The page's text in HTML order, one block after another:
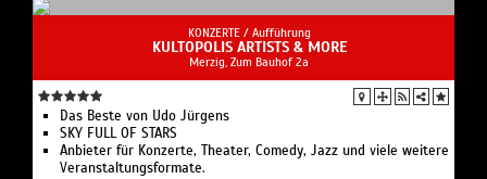
KONZERTE / Aufführung
KULTOPOLIS ARTISTS & MORE
Merzig, Zum Bauhof 2a
Das Beste von Udo Jürgens
SKY FULL OF STARS
Anbieter für Konzerte, Theater, Comedy, Jazz und viele weitere
Veranstaltungsformate.